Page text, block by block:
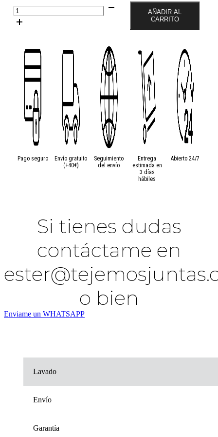
Color
Kaqui
807
gramos
mercerizado
Sinfonía
Omega
cantidad
AÑADIR AL
CARRITO
Pago seguro
Envío gratuito
(+40€)
Seguimiento
del envío
Entrega
estimada en
3 días
hábiles
Abierto 24/7
Si tienes dudas
contáctame en
o bien
Enviame un WHATSAPP
Lavado
Envío
Garantía